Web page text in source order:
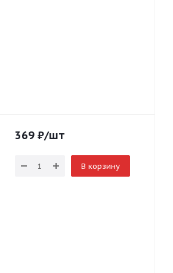
369 ₽/шт
В корзину